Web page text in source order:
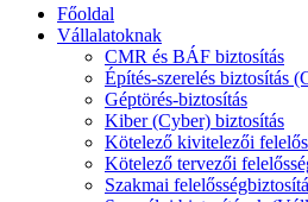
Close
Menu
Főoldal
Vállalatoknak
CMR és BÁF biztosítás
Építés-szerelés biztosítás
Géptörés-biztosítás
Kiber (Cyber) biztosítás
Kötelező kivitelezői
Kötelező tervezői
Szakmai